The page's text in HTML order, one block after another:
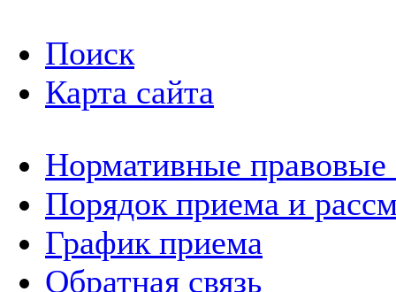
Поиск
Карта сайта
Нормативные правовые
Порядок приема и
График приема
Обратная связь